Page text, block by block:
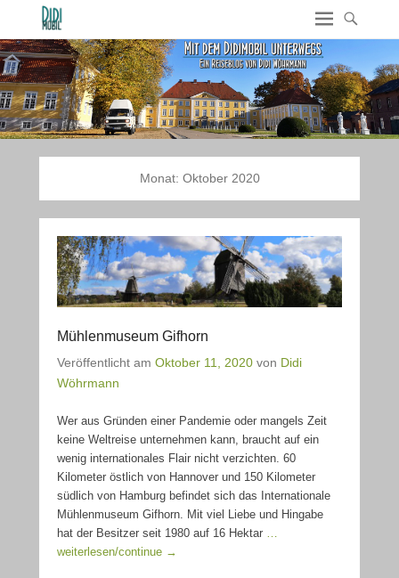
Monat: Oktober 2020
Mühlenmuseum Gifhorn
Veröffentlicht am Oktober 11, 2020 von Didi
Wöhrmann
Wer aus Gründen einer Pandemie oder mangels Zeit
keine Weltreise unternehmen kann, braucht auf ein
wenig internationales Flair nicht verzichten. 60
Kilometer östlich von Hannover und 150 Kilometer
südlich von Hamburg befindet sich das Internationale
Mühlenmuseum Gifhorn. Mit viel Liebe und Hingabe
hat der Besitzer seit 1980 auf 16 Hektar …
weiterlesen/continue →